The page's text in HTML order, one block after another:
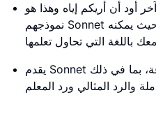
أود أن أريكم إياه وهذا هو
نموذجهم Sonnet الذي يعمل كجزء لغوي، حيث يمكنه
يقدم Sonnet رداً فورياً باللغة المستهدفة، بما في ذلك